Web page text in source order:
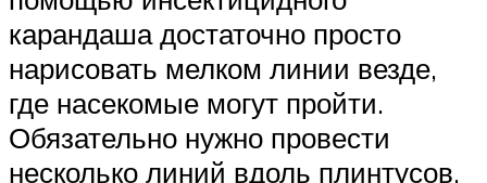
карандаша достаточно просто
нарисовать мелком линии везде,
где насекомые могут пройти.
Обязательно нужно провести
несколько линий вдоль плинтусов,